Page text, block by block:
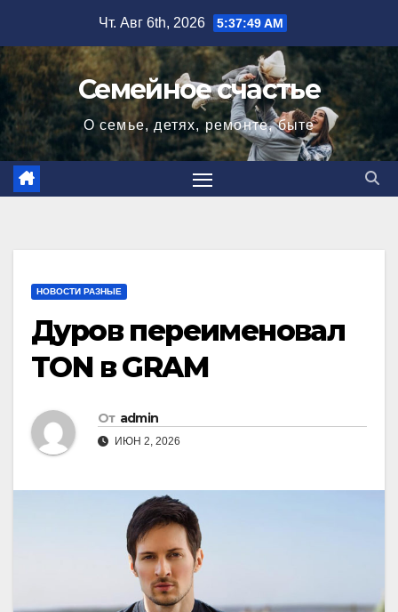
содержимому
Чт. Авг 6th, 2026 5:37:50 AM
Семейное счастье
О семье, детях, ремонте, быте
НОВОСТИ РАЗНЫЕ
Дуров переименовал
TON в GRAM
От admin
ИЮН 2, 2026